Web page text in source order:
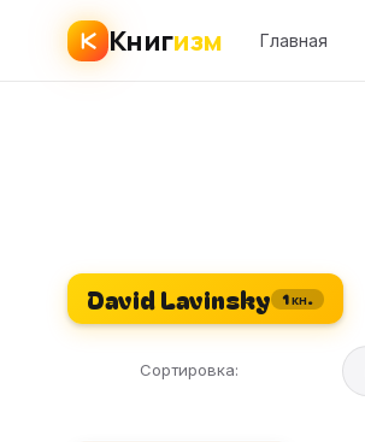
Книгизм Главная
David Lavinsky 1 кн.
Сортировка: